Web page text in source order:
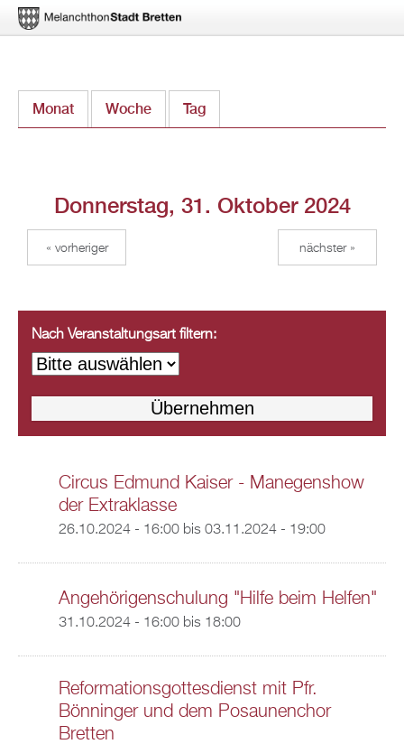
zum
Monat Woche Tag
Donnerstag, 31. Oktober 2024
« vorheriger nächster »
Nach Veranstaltungsart filtern:
Circus Edmund Kaiser - Manegenshow
der Extraklasse
26.10.2024 - 16:00bis 03.11.2024 - 19:00
Angehörigenschulung "Hilfe beim Helfen"
31.10.2024 - 16:00bis 18:00
Reformationsgottesdienst mit Pfr.
Bönninger und dem Posaunenchor
Bretten